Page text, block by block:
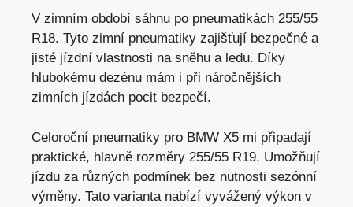
V zimním období sáhnu po pneumatikách 255/55
R18. Tyto zimní pneumatiky zajišťují bezpečné a
jisté jízdní vlastnosti na sněhu a ledu. Díky
hlubokému dezénu mám i při náročnějších
zimních jízdách pocit bezpečí.
Celoroční pneumatiky pro BMW X5 mi připadají
praktické, hlavně rozměry 255/55 R19. Umožňují
jízdu za různých podmínek bez nutnosti sezónní
výměny. Tato varianta nabízí vyvážený výkon v